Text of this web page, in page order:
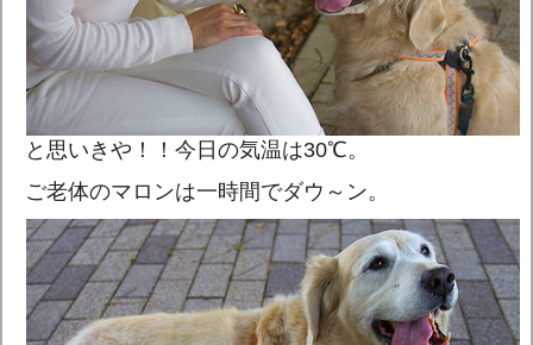
と思いきや！！今日の気温は30℃。
ご老体のマロンは一時間でダウ～ン。